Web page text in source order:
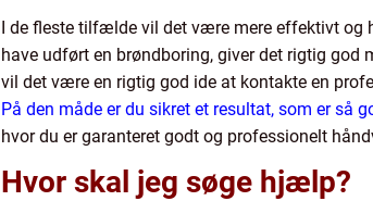
I de fleste tilfælde vil det være mere effektivt og
have udført en brøndboring, giver det rigtig god
vil det være en rigtig god ide at kontakte en
På den måde er du sikret et resultat, som er så
hvor du er garanteret godt og professionelt
Hvor skal jeg søge hjælp?